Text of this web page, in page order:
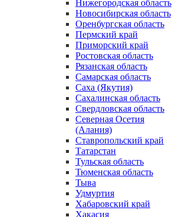
Нижегородская область
Новосибирская область
Оренбургская область
Пермский край
Приморский край
Ростовская область
Рязанская область
Самарская область
Саха (Якутия)
Сахалинская область
Свердловская область
Северная Осетия
(Алания)
Ставропольский край
Татарстан
Тульская область
Тюменская область
Тыва
Удмуртия
Хабаровский край
Хакасия